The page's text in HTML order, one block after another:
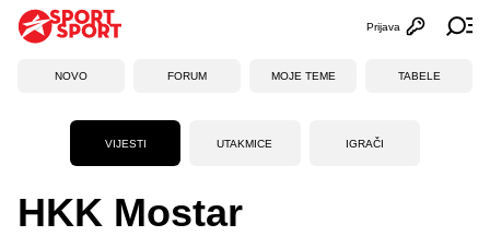
Otvori
Prijava
NOVO FORUM MOJE TEME TABELE
VIJESTI UTAKMICE IGRAČI
HKK Mostar